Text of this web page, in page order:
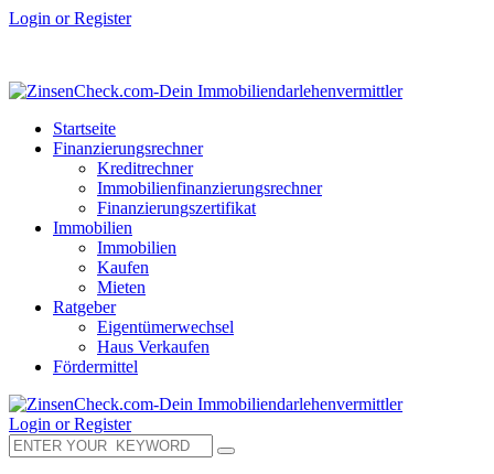
Login or Register
Startseite
Finanzierungsrechner
Kreditrechner
Immobilienfinanzierungsrechner
Finanzierungszertifikat
Immobilien
Immobilien
Kaufen
Mieten
Ratgeber
Eigentümerwechsel
Haus Verkaufen
Fördermittel
Login or Register